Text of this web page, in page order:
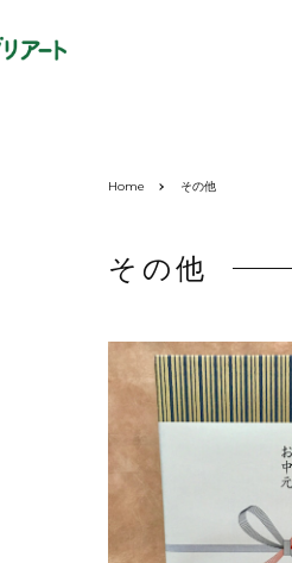
Home その他
その他